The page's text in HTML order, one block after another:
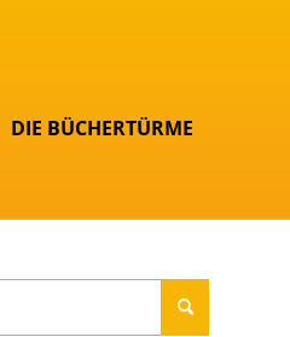
DIE BÜCHERTÜRME